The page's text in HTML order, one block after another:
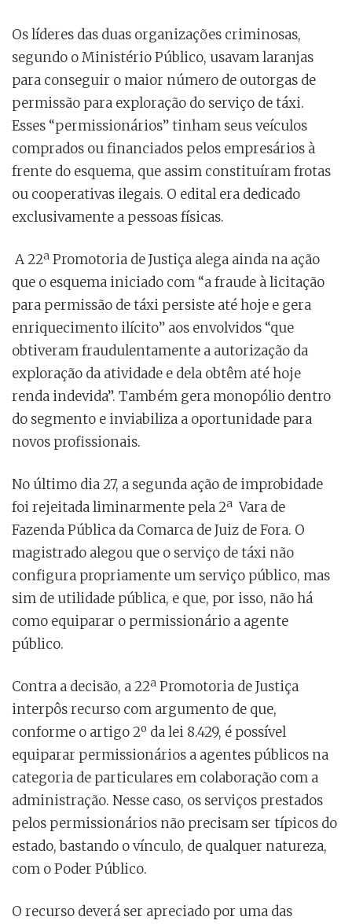
Os líderes das duas organizações criminosas,
segundo o Ministério Público, usavam laranjas
para conseguir o maior número de outorgas de
permissão para exploração do serviço de táxi.
Esses “permissionários” tinham seus veículos
comprados ou financiados pelos empresários à
frente do esquema, que assim constituíram frotas
ou cooperativas ilegais. O edital era dedicado
exclusivamente a pessoas físicas.
A 22ª Promotoria de Justiça alega ainda na ação
que o esquema iniciado com “a fraude à licitação
para permissão de táxi persiste até hoje e gera
enriquecimento ilícito” aos envolvidos “que
obtiveram fraudulentamente a autorização da
exploração da atividade e dela obtêm até hoje
renda indevida”. Também gera monopólio dentro
do segmento e inviabiliza a oportunidade para
novos profissionais.
No último dia 27, a segunda ação de improbidade
foi rejeitada liminarmente pela 2ª Vara de
Fazenda Pública da Comarca de Juiz de Fora. O
magistrado alegou que o serviço de táxi não
configura propriamente um serviço público, mas
sim de utilidade pública, e que, por isso, não há
como equiparar o permissionário a agente
público.
Contra a decisão, a 22ª Promotoria de Justiça
interpôs recurso com argumento de que,
conforme o artigo 2º da lei 8.429, é possível
equiparar permissionários a agentes públicos na
categoria de particulares em colaboração com a
administração. Nesse caso, os serviços prestados
pelos permissionários não precisam ser típicos do
estado, bastando o vínculo, de qualquer natureza,
com o Poder Público.
O recurso deverá ser apreciado por uma das